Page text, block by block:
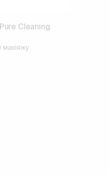
Cleaning